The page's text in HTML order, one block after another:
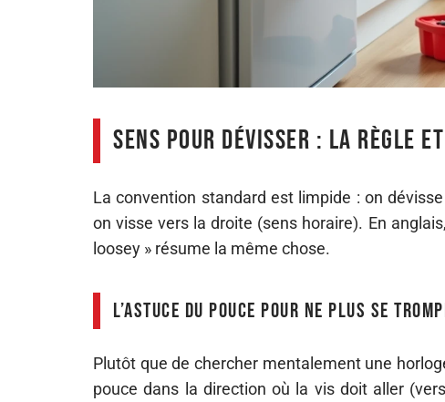
Sens pour dévisser : la règle
La convention standard est limpide : on
on visse vers la droite (sens horaire). En
loosey » résume la même chose.
L’astuce du pouce pour ne plus se
Plutôt que de chercher mentalement une
pouce dans la direction où la vis doit aller